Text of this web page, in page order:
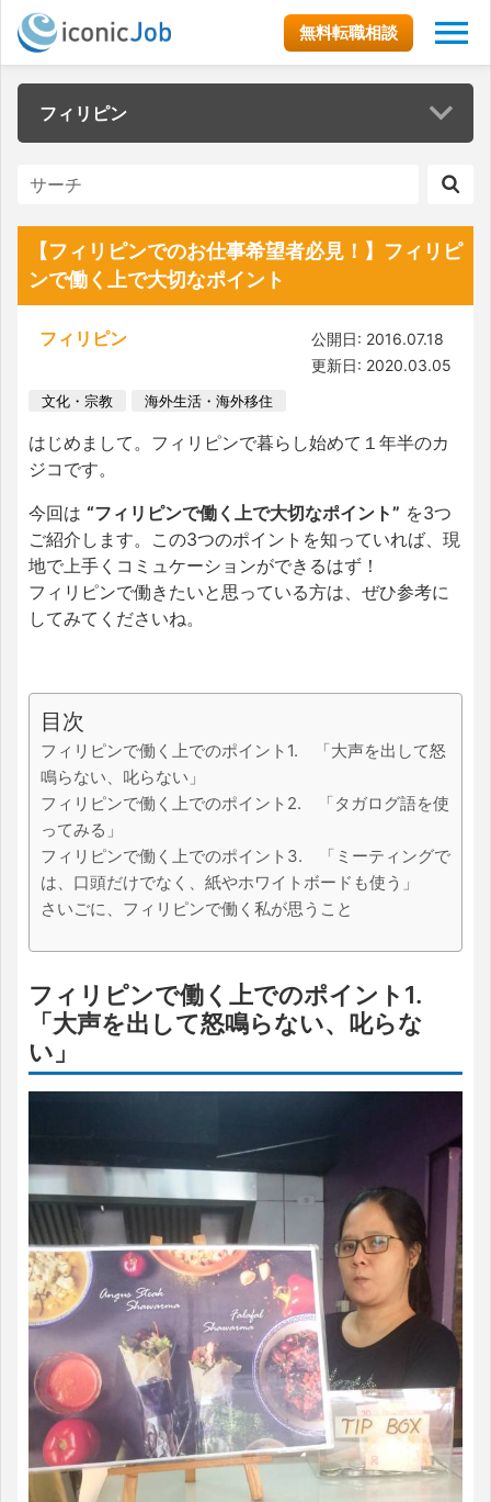
無料転職相談
フィリピン
【フィリピンでのお仕事希望者必見！】フィリピ
ンで働く上で大切なポイント
フィリピン
公開日: 2016.07.18
更新日: 2020.03.05
文化・宗教 海外生活・海外移住
はじめまして。フィリピンで暮らし始めて１年半のカ
ジコです。
今回は “フィリピンで働く上で大切なポイント” を3つ
ご紹介します。この3つのポイントを知っていれば、現
地で上手くコミュケーションができるはず！
フィリピンで働きたいと思っている方は、ぜひ参考に
してみてくださいね。
目次
フィリピンで働く上でのポイント1. 「大声を出して怒
鳴らない、叱らない」
フィリピンで働く上でのポイント2. 「タガログ語を使
ってみる」
フィリピンで働く上でのポイント3. 「ミーティングで
は、口頭だけでなく、紙やホワイトボードも使う」
さいごに、フィリピンで働く私が思うこと
フィリピンで働く上でのポイント1.
「大声を出して怒鳴らない、叱らな
い」